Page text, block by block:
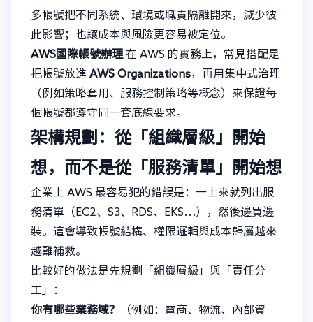
多帳號把不同系統、環境或職責隔離開來，減少彼
此影響；也讓成本與風險更容易被定位。
AWS國際帳號辦理 在 AWS 的實務上，常見搭配是
把帳號放進 AWS Organizations，再用集中式治理
（例如策略套用、服務控制策略等概念）來保證每
個帳號都遵守同一套底線要求。
架構規劃：從「組織層級」開始
想，而不是從「服務清單」開始想
企業上 AWS 最容易犯的錯誤是：一上來就列出服
務清單（EC2、S3、RDS、EKS…），然後邊買邊
裝。這會導致帳號結構、權限邏輯與成本歸屬越來
越難補救。
比較好的做法是先規劃「組織層級」與「責任分
工」：
你有哪些業務域？
（例如：電商、物流、內部資